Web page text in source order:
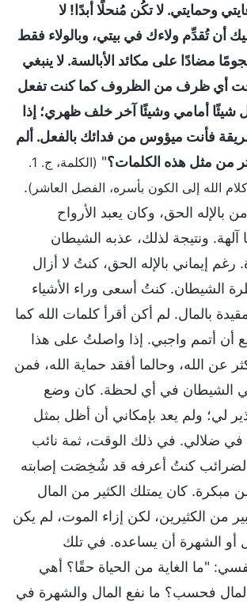
وحمايتي. لا تكُن مُنحلًا أبدًا! لا
أن تُقدِّم ولاءك في بيتي، وبالولاء فقط
مضادًا على مكائد الأبالسة. لا ينبغي
أي ظرف من الظروف كما كنت تفعل
شيئًا أمامي وشيئًا آخر خلف ظهري؛ إذا
فأنت ميؤوس من فدائك بالفعل. ألم
من مثل هذه الكلمات؟"
(الكلمة، ج. 1.
الله إلى الكون بأسره، الفصل العاشر).
الحق، وكان يعبد الأرواح
آلهة. ونتيجة لذلك، عذبه الشيطان
رغم إيماني بالإله الحق، كنتُ لا أزال
الشيطان. كنتُ أسعى وراء الأشياء
بالمال. لم أكن أقرأ كلمات الله كما
أن أتمم واجبي. إذا واصلتُ على هذا
عن الله، وحالما أفقد حماية الله، فمن
الشيطان في أي لحظة. كان وضع
لي؛ ولم يعد بإمكاني أن أظل بمثل
في ضلالي. في ذلك الوقت، ثمة نائب
كنتُ أعرفه قد شُخِصَت إصابته
كان يمتلك الكثير من المال
من الكثيرين، لكن إزاء الموت، لم يكن
أو الشهرة أن يساعده. في تلك
"ما الغاية من الحياة حقًا؟ أهي
فحسب؟ ما نفع المال والشهرة في